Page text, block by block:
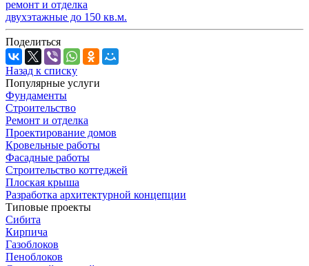
ремонт и отделка
двухэтажные до 150 кв.м.
Поделиться
Назад к списку
Популярные услуги
Фундаменты
Строительство
Ремонт и отделка
Проектирование домов
Кровельные работы
Фасадные работы
Строительство коттеджей
Плоская крыша
Разработка архитектурной концепции
Типовые проекты
Сибита
Кирпича
Газоблоков
Пеноблоков